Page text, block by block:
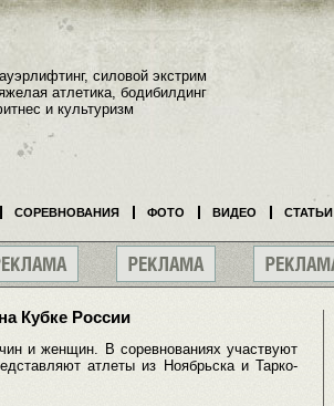
Кубке России
и женщин. В соревнованиях участвуют
атлеты из Ноябрьска и Тарко-
силовой экстрим
атлетика, бодибилдинг
и культуризм
СОРЕВНОВАНИЯ ФОТО ВИДЕО СТАТЬИ